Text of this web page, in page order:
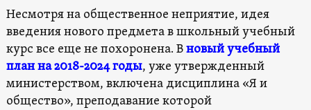
Несмотря на общественное неприятие, идея
введения нового предмета в школьный учебный
курс все еще не похоронена. Вновый учебный
план на 2018-2024 годы, уже утвержденный
министерством, включена дисциплина «Я и
общество», преподавание которой